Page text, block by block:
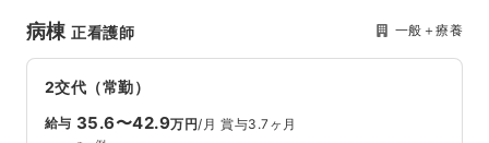
病棟正看護師 一般＋療養
2交代（常勤）
給与 35.6〜42.9万円/月 賞与3.7ヶ月